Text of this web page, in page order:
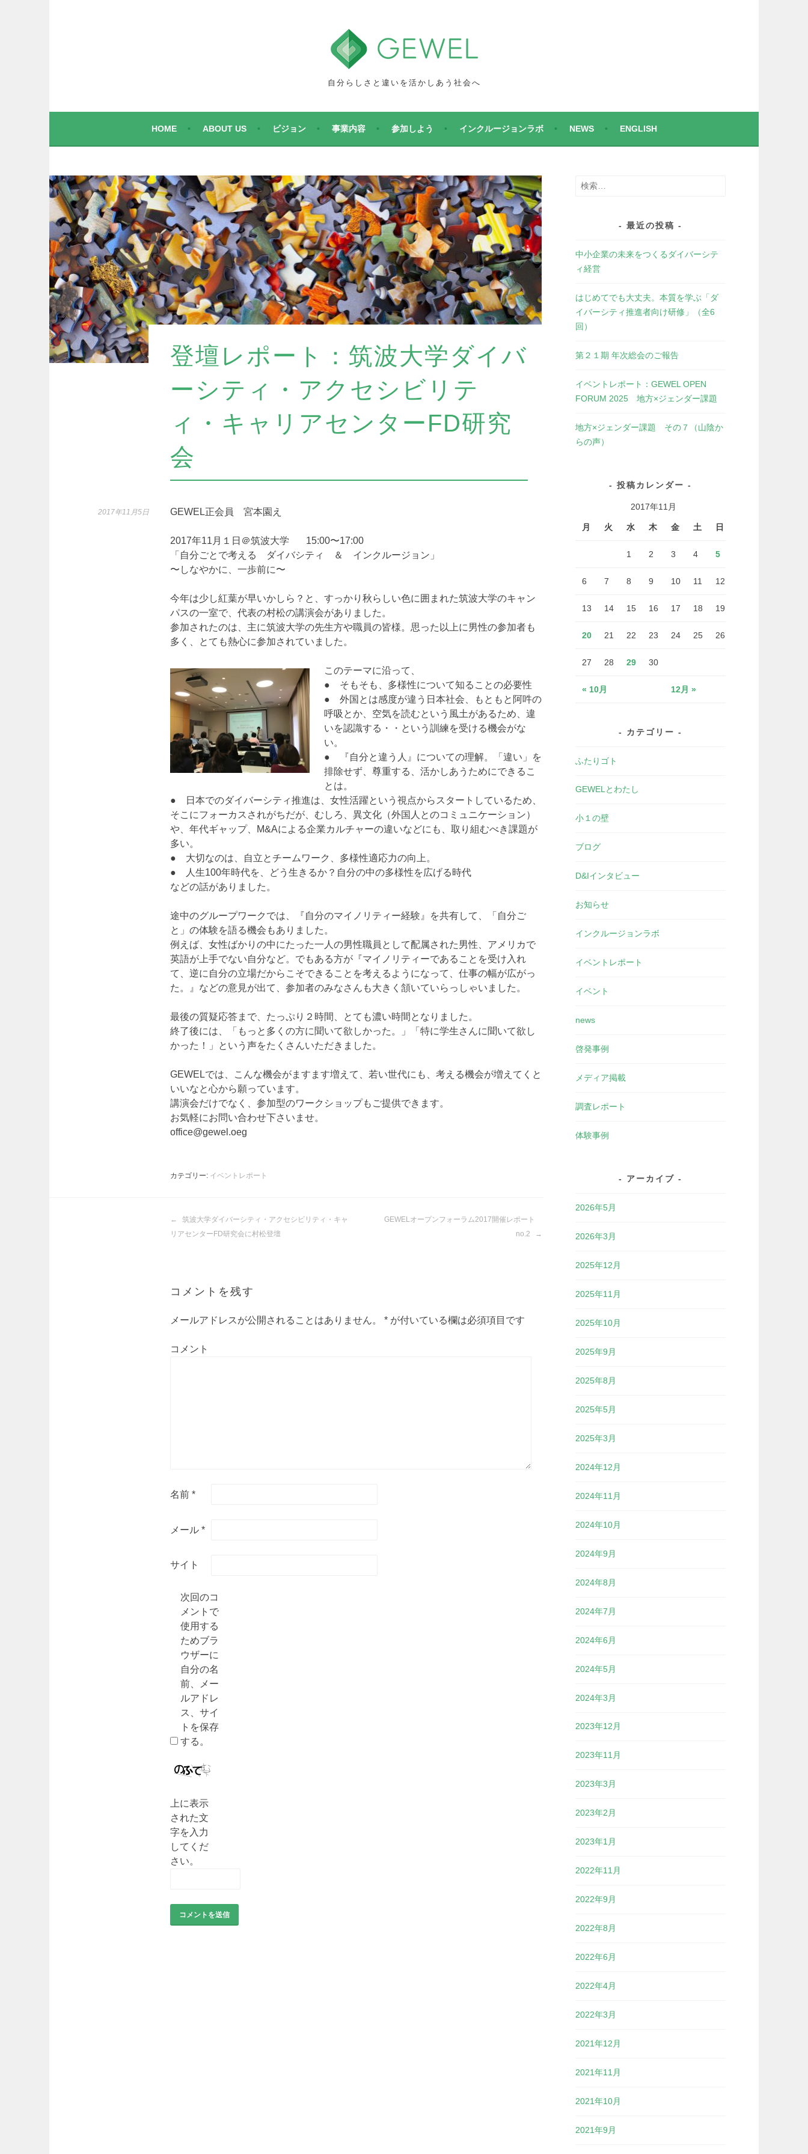
自分らしさと違いを活かしあう社会へ
HOME ABOUT US ビジョン 事業内容 参加しよう インクルージョンラボ NEWS ENGLISH
登壇レポート：筑波大学ダイバ
ーシティ・アクセシビリテ
ィ・キャリアセンターFD研究
会
2017年11月5日 GEWEL正会員 宮本園え
2017年11月１日＠筑波大学 15:00〜17:00
「自分ごとで考える ダイバシティ ＆ インクルージョン」
〜しなやかに、一歩前に〜
今年は少し紅葉が早いかしら？と、すっかり秋らしい色に囲まれた筑波大学のキャン
パスの一室で、代表の村松の講演会がありました。
参加されたのは、主に筑波大学の先生方や職員の皆様。思った以上に男性の参加者も
多く、とても熱心に参加されていました。
このテーマに沿って、
● そもそも、多様性について知ることの必要性
● 外国とは感度が違う日本社会、もともと阿吽の
呼吸とか、空気を読むという風土があるため、違
いを認識する・・という訓練を受ける機会がな
い。
● 『自分と違う人』についての理解。「違い」を
排除せず、尊重する、活かしあうためにできるこ
とは。
● 日本でのダイバーシティ推進は、女性活躍という視点からスタートしているため、
そこにフォーカスされがちだが、むしろ、異文化（外国人とのコミュニケーション）
や、年代ギャップ、M&Aによる企業カルチャーの違いなどにも、取り組むべき課題が
多い。
● 大切なのは、自立とチームワーク、多様性適応力の向上。
● 人生100年時代を、どう生きるか？自分の中の多様性を広げる時代
などの話がありました。
途中のグループワークでは、『自分のマイノリティー経験』を共有して、「自分ご
と」の体験を語る機会もありました。
例えば、女性ばかりの中にたった一人の男性職員として配属された男性、アメリカで
英語が上手でない自分など。でもある方が『マイノリティーであることを受け入れ
て、逆に自分の立場だからこそできることを考えるようになって、仕事の幅が広がっ
た。』などの意見が出て、参加者のみなさんも大きく頷いていらっしゃいました。
最後の質疑応答まで、たっぷり２時間、とても濃い時間となりました。
終了後には、「もっと多くの方に聞いて欲しかった。」「特に学生さんに聞いて欲し
かった！」という声をたくさんいただきました。
GEWELでは、こんな機会がますます増えて、若い世代にも、考える機会が増えてくと
いいなと心から願っています。
講演会だけでなく、参加型のワークショップもご提供できます。
お気軽にお問い合わせ下さいませ。
office@gewel.oeg
カテゴリー: イベントレポート
投
稿
ー
ョ
筑波大学ダイバーシティ・アクセシビリティ・キャ
リアセンターFD研究会に村松登壇
GEWELオープンフォーラム2017開催レポート
no.2
コメントを残す
メールアドレスが公開されることはありません。 * が付いている欄は必須項目です
コメント
名前 *
メール *
サイト
次回のコ
メントで
使用する
ためブラ
ウザーに
自分の名
前、メー
ルアドレ
ス、サイ
トを保存
する。
上に表示
された文
字を入力
してくだ
さい。
検
最近の投稿
中小企業の未来をつくるダイバーシテ
ィ経営
はじめてでも大丈夫。本質を学ぶ「ダ
イバーシティ推進者向け研修」（全6
回）
第２１期 年次総会のご報告
イベントレポート：GEWEL OPEN
FORUM 2025 地方×ジェンダー課題
地方×ジェンダー課題 その７（山陰か
らの声）
投稿カレンダー
2017年11月
月 火 水 木 金 土 日
« 10月 12月 »
1 2 3 4 5
6 7 8 9 10 11 12
13 14 15 16 17 18 19
20 21 22 23 24 25 26
27 28 29 30
カテゴリー
ふたりゴト
GEWELとわたし
小１の壁
ブログ
D&Iインタビュー
お知らせ
インクルージョンラボ
イベントレポート
イベント
news
啓発事例
メディア掲載
調査レポート
体験事例
アーカイブ
2026年5月
2026年3月
2025年12月
2025年11月
2025年10月
2025年9月
2025年8月
2025年5月
2025年3月
2024年12月
2024年11月
2024年10月
2024年9月
2024年8月
2024年7月
2024年6月
2024年5月
2024年3月
2023年12月
2023年11月
2023年3月
2023年2月
2023年1月
2022年11月
2022年9月
2022年8月
2022年6月
2022年4月
2022年3月
2021年12月
2021年11月
2021年10月
2021年9月